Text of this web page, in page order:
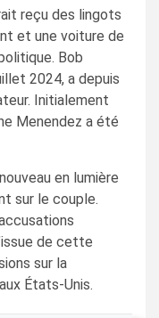
reçu des lingots
et une voiture de
Bob
2024, a depuis
Initialement
Menendez a été
en lumière
sur le couple.
de cette
sur la
États-Unis.